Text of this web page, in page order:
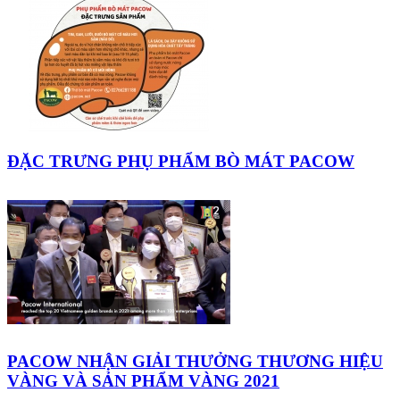
ĐẶC TRƯNG PHỤ PHẨM BÒ MÁT PACOW
PACOW NHẬN GIẢI THƯỞNG THƯƠNG HIỆU
VÀNG VÀ SẢN PHẨM VÀNG 2021